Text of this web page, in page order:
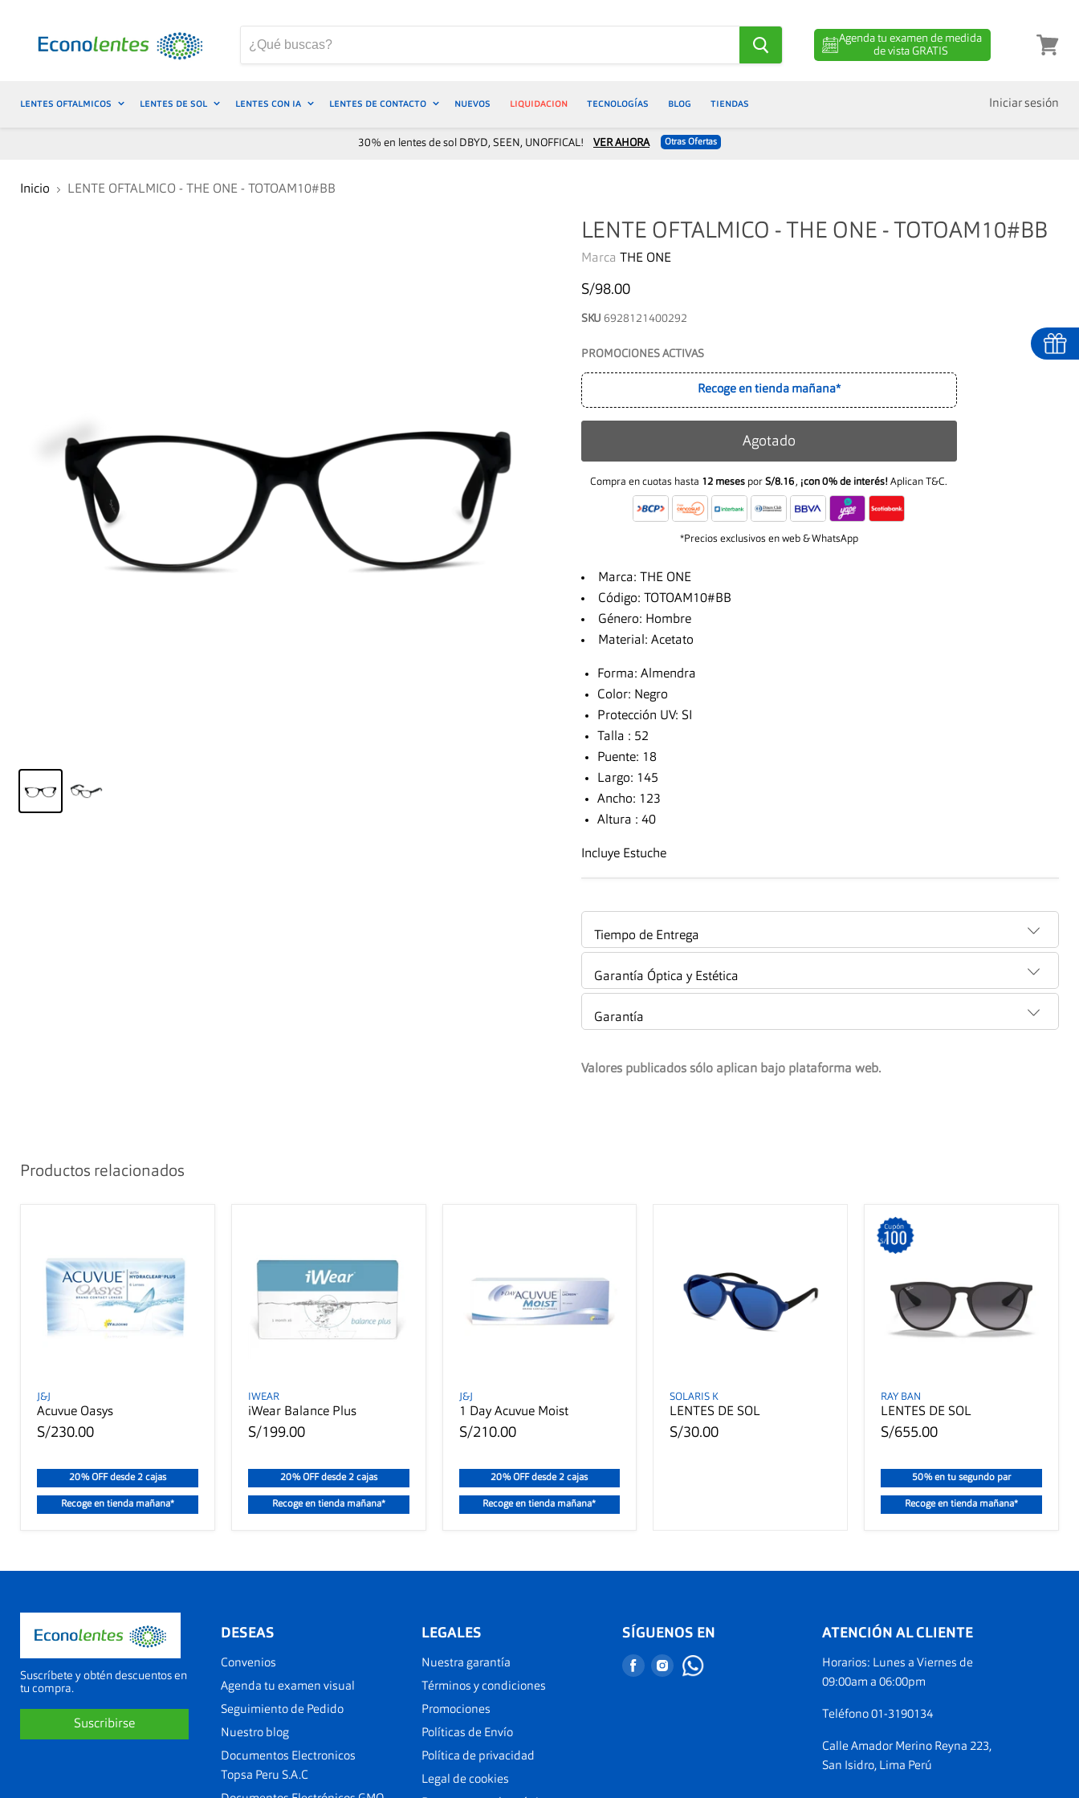
Agenda tu examen de medida
de vista GRATIS
LENTES OFTALMICOS LENTES DE SOL LENTES CON IA LENTES DE CONTACTO NUEVOS LIQUIDACION TECNOLOGÍAS BLOG TIENDAS Iniciar sesión
30% en lentes de sol DBYD, SEEN, UNOFFICAL! VER AHORA Otras Ofertas
Inicio LENTE OFTALMICO - THE ONE - TOTOAM10#BB
LENTE OFTALMICO - THE ONE - TOTOAM10#BB
Marca THE ONE
S/98.00
SKU 6928121400292
PROMOCIONES ACTIVAS
Recoge en tienda mañana*
Agotado
Compra en cuotas hasta 12 meses porS/8.16 , ¡con 0% de interés! Aplican T&C.
*Precios exclusivos en web & WhatsApp
Marca: THE ONE
Código: TOTOAM10#BB
Género: Hombre
Material: Acetato
Forma: Almendra
Color: Negro
Protección UV: SI
Talla : 52
Puente: 18
Largo: 145
Ancho: 123
Altura : 40
Incluye Estuche
Tiempo de Entrega
Garantía Óptica y Estética
Garantía
Valores publicados sólo aplican bajo plataforma web.
Productos relacionados
J&J
Acuvue Oasys
S/230.00
20% OFF desde 2 cajas
Recoge en tienda mañana*
IWEAR
iWear Balance Plus
S/199.00
20% OFF desde 2 cajas
Recoge en tienda mañana*
J&J
1 Day Acuvue Moist
S/210.00
20% OFF desde 2 cajas
Recoge en tienda mañana*
SOLARIS K
LENTES DE SOL
S/30.00
RAY BAN
LENTES DE SOL
S/655.00
50% en tu segundo par
Recoge en tienda mañana*
Suscríbete y obtén descuentos en
tu compra.
Suscribirse
DESEAS
Convenios
Agenda tu examen visual
Seguimiento de Pedido
Nuestro blog
Documentos Electronicos
Topsa Peru S.A.C
LEGALES
Nuestra garantía
Términos y condiciones
Promociones
Políticas de Envío
Política de privacidad
Legal de cookies
SÍGUENOS EN
Encuéntranos
Encuéntranos
ATENCIÓN AL CLIENTE
Horarios: Lunes a Viernes de
09:00am a 06:00pm
Teléfono 01-3190134
Calle Amador Merino Reyna 223,
San Isidro, Lima Perú